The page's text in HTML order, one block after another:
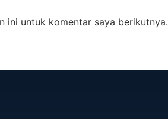
ini untuk komentar saya berikutnya.